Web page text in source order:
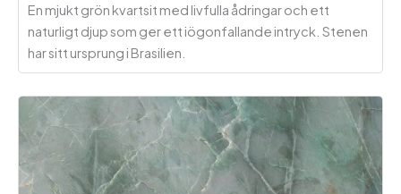
En mjukt grön kvartsit med livfulla ådringar och ett
naturligt djup som ger ett iögonfallande intryck. Stenen
har sitt ursprung i Brasilien.